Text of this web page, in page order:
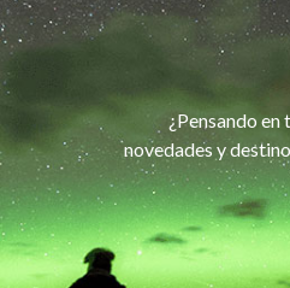
¿Pensando
novedades y